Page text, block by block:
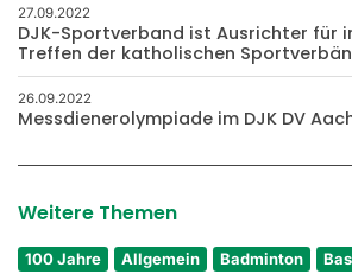
27.09.2022
DJK-Sportverband ist Ausrichter für
Treffen der katholischen
26.09.2022
Messdienerolympiade im DJK DV
Weitere Themen
100 Jahre Allgemein Badminton